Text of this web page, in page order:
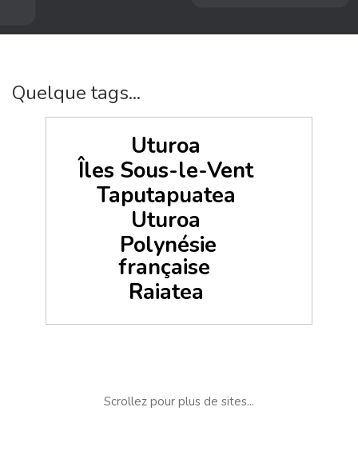
Quelque tags...
Uturoa
Îles Sous-le-Vent
Taputapuatea
Uturoa
Polynésie
française
Raiatea
Scrollez pour plus de sites...